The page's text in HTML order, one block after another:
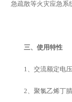
急疏散等火灾应急系
三、使用特性
1、交流额定电
2、聚氯乙烯丁